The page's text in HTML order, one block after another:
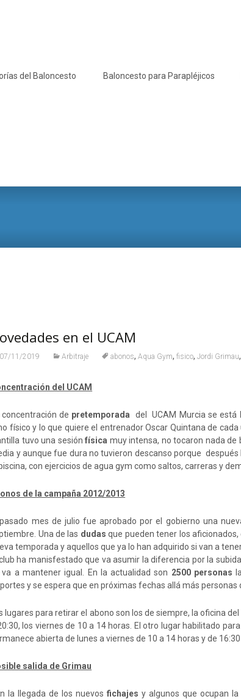
del Baloncesto Baloncesto para Parapléjicos
en el UCAM
07/11/2019 Arbitraje abonos,Aqua Gym,fisico,Jordi Grimau,
del UCAM
concentración de pretemporada del UCAM Murcia se está
físico y lo que quiere el entrenador Oscar Quintana de
tuvo una sesiónfísica muy intensa, no tocaron nada de
y aunque fue dura no tuvieron descanso porque
con ejercicios de agua gym como saltos, carreras y
de la campaña 2012/2013
mes de julio fue aprobado por el gobierno una
Una de las dudas que pueden tener los
temporada y aquellos que ya lo han adquirido si van a
ha manisfestado que va asumir la diferencia por la
va a mantener igual. En la actualidad son 2500 personas
y se espera que en próximas fechas allá más
lugares para retirar el abono son los de siempre, la oficina del
los viernes de 10 a 14 horas. El otro lugar habilitado
abierta de lunes a viernes de 10 a 14 horas y de 16:30
salida de Grimau
la llegada de los nuevos fichajes y algunos que ocupan